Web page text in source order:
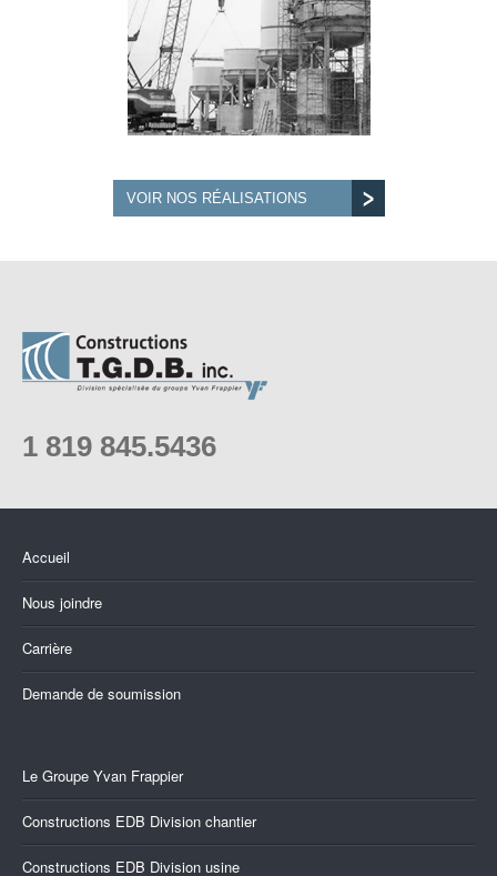
VOIR NOS RÉALISATIONS
1 819 845.5436
Accueil
Nous joindre
Carrière
Demande de soumission
Le Groupe Yvan Frappier
Constructions EDB Division chantier
Constructions EDB Division usine